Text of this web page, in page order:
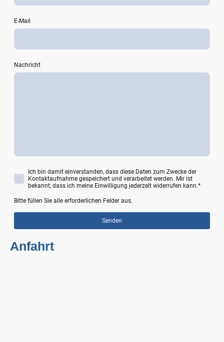
E-Mail
Nachricht
Ich bin damit einverstanden, dass diese Daten zum Zwecke der
Kontaktaufnahme gespeichert und verarbeitet werden. Mir ist
bekannt, dass ich meine Einwilligung jederzeit widerrufen kann.*
Bitte füllen Sie alle erforderlichen Felder aus.
Senden
Anfahrt